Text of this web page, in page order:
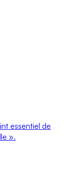
essentiel de
».